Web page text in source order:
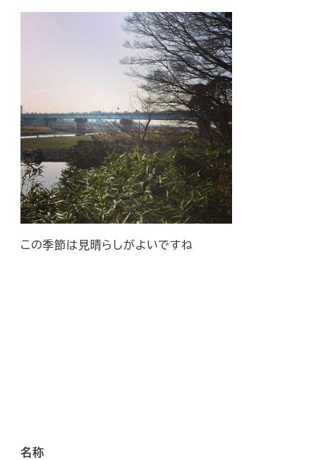
この季節は見晴らしがよいですね
名称